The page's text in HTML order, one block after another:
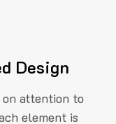
Design
on attention to
element is